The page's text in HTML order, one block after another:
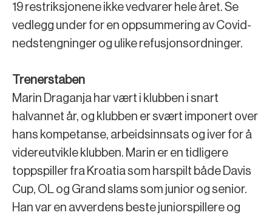
19 restriksjonene ikke vedvarer hele året. Se
vedlegg under for en oppsummering av Covid-
nedstengninger og ulike refusjonsordninger.
Trenerstaben
Marin Draganja har vært i klubben i snart
halvannet år, og klubben er svært imponert over
hans kompetanse, arbeidsinnsats og iver for å
videreutvikle klubben. Marin er en tidligere
toppspiller fra Kroatia som harspilt både Davis
Cup, OL og Grand slams som junior og senior.
Han var en avverdens beste juniorspillere og